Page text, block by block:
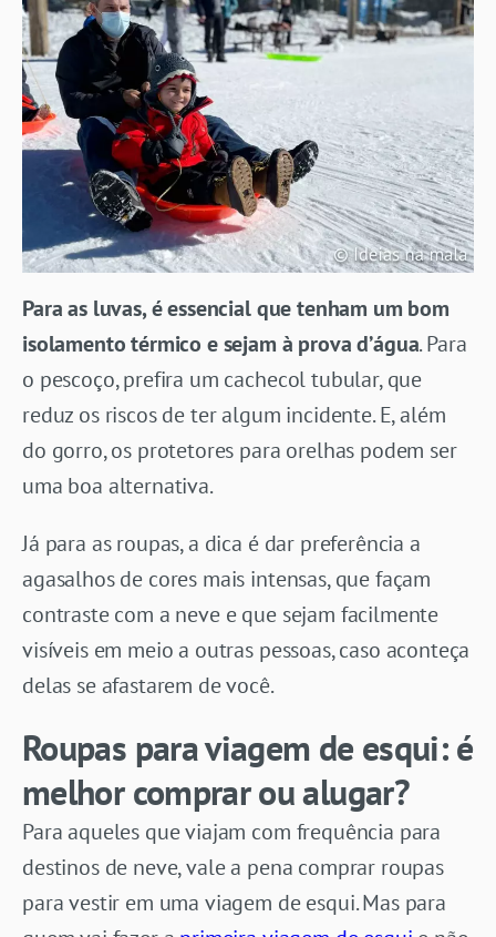
Para as luvas, é essencial que tenham um bom
isolamento térmico e sejam à prova d’água. Para
o pescoço, prefira um cachecol tubular, que
reduz os riscos de ter algum incidente. E, além
do gorro, os protetores para orelhas podem ser
uma boa alternativa.
Já para as roupas, a dica é dar preferência a
agasalhos de cores mais intensas, que façam
contraste com a neve e que sejam facilmente
visíveis em meio a outras pessoas, caso aconteça
delas se afastarem de você.
Roupas para viagem de esqui: é
melhor comprar ou alugar?
Para aqueles que viajam com frequência para
destinos de neve, vale a pena comprar roupas
para vestir em uma viagem de esqui. Mas para